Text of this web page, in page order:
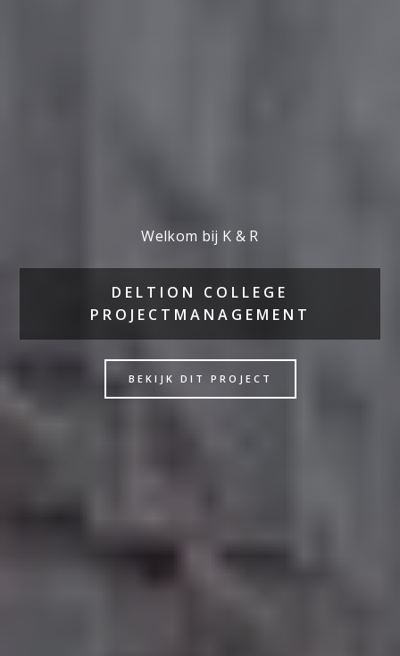
Welkom bij K & R
ERASMUS MC ZIEKENHUIS
KOSTENMANAGEMENT
BEKIJK DIT PROJECT